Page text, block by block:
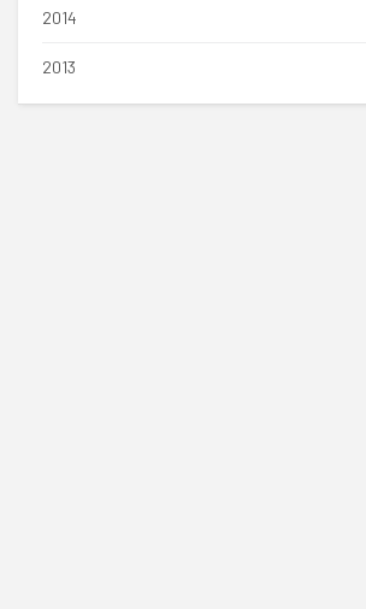
2014
2013